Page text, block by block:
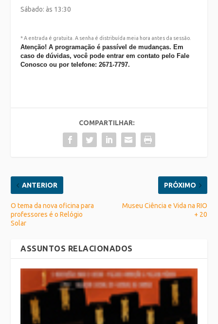
Sábado: às 13:30
* A entrada é gratuita. A senha é distribuída meia hora antes da sessão.
Atenção! A programação é passível de mudanças. Em
caso de dúvidas, você pode entrar em contato pelo Fale
Conosco ou por telefone: 2671-7797.
COMPARTILHAR:
ANTERIOR
O tema da nova oficina para
professores é o Relógio
Solar
PRÓXIMO
Museu Ciência e Vida na RIO
+ 20
ASSUNTOS RELACIONADOS